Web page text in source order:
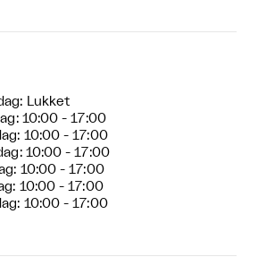
Lukket
10:00 - 17:00
10:00 - 17:00
10:00 - 17:00
10:00 - 17:00
10:00 - 17:00
10:00 - 17:00